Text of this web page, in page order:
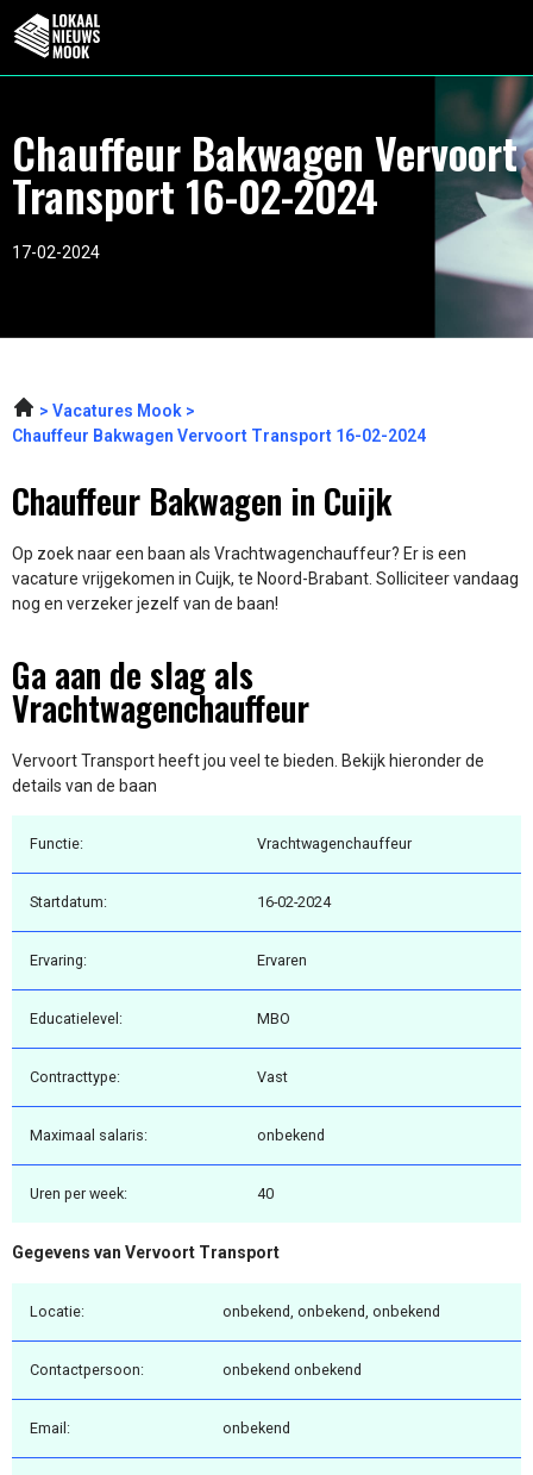
Chauffeur Bakwagen Vervoort
Transport 16-02-2024
17-02-2024
Vacatures Mook
Chauffeur Bakwagen Vervoort Transport 16-02-2024
Chauffeur Bakwagen in Cuijk
Op zoek naar een baan als Vrachtwagenchauffeur? Er is een
vacature vrijgekomen in Cuijk, te Noord-Brabant. Solliciteer vandaag
nog en verzeker jezelf van de baan!
Ga aan de slag als
Vrachtwagenchauffeur
Vervoort Transport heeft jou veel te bieden. Bekijk hieronder de
details van de baan
Functie: Vrachtwagenchauffeur
Startdatum: 16-02-2024
Ervaring: Ervaren
Educatielevel: MBO
Contracttype: Vast
Maximaal salaris: onbekend
Uren per week: 40
Gegevens van Vervoort Transport
Locatie: onbekend, onbekend, onbekend
Contactpersoon: onbekend onbekend
Email: onbekend